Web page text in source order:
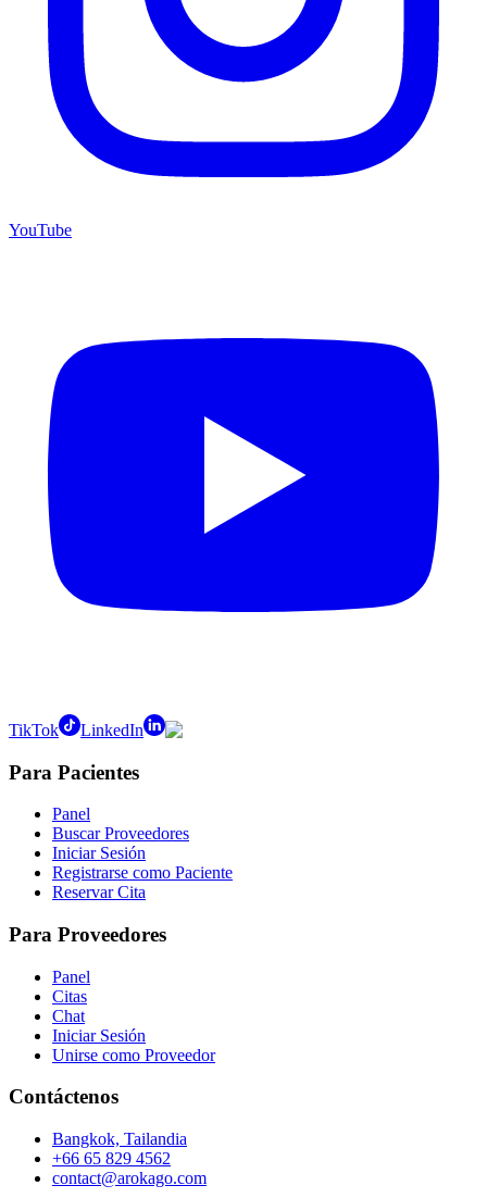
YouTube
TikTok LinkedIn
Para Pacientes
Panel
Buscar Proveedores
Iniciar Sesión
Registrarse como Paciente
Reservar Cita
Para Proveedores
Panel
Citas
Chat
Iniciar Sesión
Unirse como Proveedor
Contáctenos
Bangkok, Tailandia
+66 65 829 4562
contact@arokago.com